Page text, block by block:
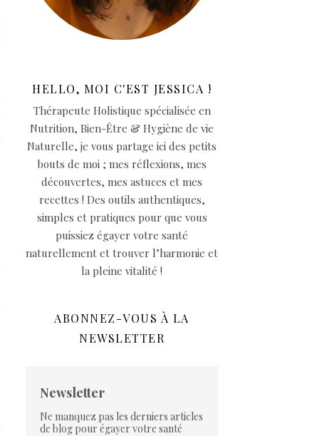
HELLO, MOI C'EST JESSICA !
Thérapeute Holistique spécialisée en
Nutrition, Bien-Être & Hygiène de vie
Naturelle, je vous partage ici des petits
bouts de moi ; mes réflexions, mes
découvertes, mes astuces et mes
recettes ! Des outils authentiques,
simples et pratiques pour que vous
puissiez égayer votre santé
naturellement et trouver l’harmonie et
la pleine vitalité !
ABONNEZ-VOUS À LA
NEWSLETTER
Newsletter
Ne manquez pas les derniers articles
de blog pour égayer votre santé